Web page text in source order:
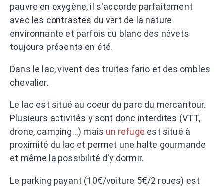
pauvre en oxygène, il s'accorde parfaitement
avec les contrastes du vert de la nature
environnante et parfois du blanc des névets
toujours présents en été.
Dans le lac, vivent des truites fario et des ombles
chevalier.
Le lac est situé au coeur du parc du mercantour.
Plusieurs activités y sont donc interdites (VTT,
drone, camping...) mais un refuge est situé à
proximité du lac et permet une halte gourmande
et même la possibilité d'y dormir.
Le parking payant (10€/voiture 5€/2 roues) est